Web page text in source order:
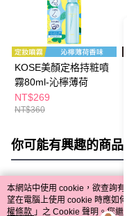
KOSE美顏定格持粧噴
霧80ml-沁檸薄荷
NT$269
NT$360
你可能有興趣的商品
熱門標籤
本網站中使用 cookie，欲查詢
望在電腦上使用 cookie 時應如
權條款 」之 Cookie 聲明。您